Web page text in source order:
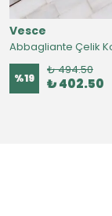
Vesce
Abbagliante Çelik
%19
₺ 494.50
₺ 402.50